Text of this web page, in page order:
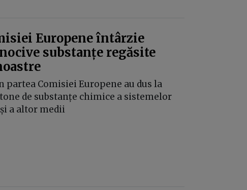
Europene întârzie
substanțe regăsite
Comisiei Europene au dus la
de substanțe chimice a sistemelor
a altor medii